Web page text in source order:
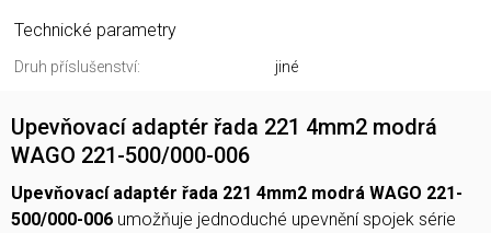
Technické parametry
Druh příslušenství: jiné
Upevňovací adaptér řada 221 4mm2 modrá
WAGO 221-500/000-006
Upevňovací adaptér řada 221 4mm2 modrá WAGO 221-
500/000-006 umožňuje jednoduché upevnění spojek série